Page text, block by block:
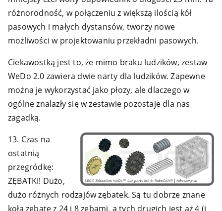
różnorodność, w połączeniu z większą ilością kół
pasowych i małych dystansów, tworzy nowe
możliwości w projektowaniu przekładni pasowych.
Ciekawostką jest to, że mimo braku ludzików, zestaw
WeDo 2.0 zawiera dwie narty dla ludzików. Zapewne
można je wykorzystać jako płozy, ale dlaczego w
ogólne znalazły się w zestawie pozostaje dla nas
zagadką.
13. Czas na
ostatnią
przegródkę:
ZĘBATKI! Dużo,
dużo różnych rodzajów zębatek. Są tu dobrze znane
koła zębate z 24 i 8 zębami, a tych drugich jest aż 4 (i